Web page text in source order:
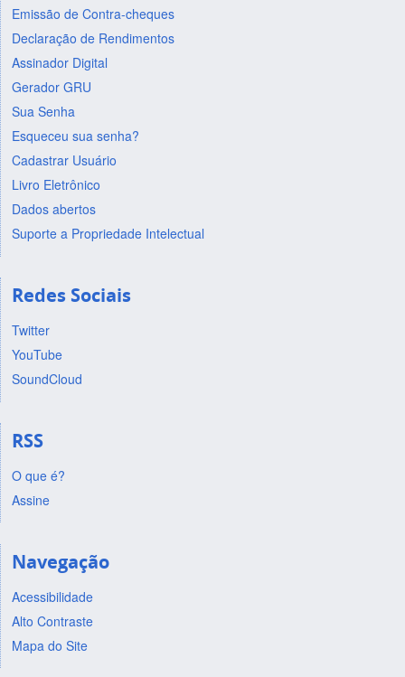
Emissão de Contra-cheques
Declaração de Rendimentos
Assinador Digital
Gerador GRU
Sua Senha
Esqueceu sua senha?
Cadastrar Usuário
Livro Eletrônico
Dados abertos
Suporte a Propriedade Intelectual
Redes Sociais
Twitter
YouTube
SoundCloud
RSS
O que é?
Assine
Navegação
Acessibilidade
Alto Contraste
Mapa do Site